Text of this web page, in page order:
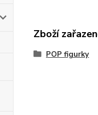
Zboží
POP figurky